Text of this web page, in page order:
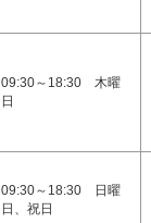
09:30～18:30 木曜
日
09:30～18:30 日曜
日、祝日